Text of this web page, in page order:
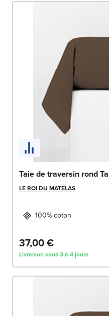
Taie de traversin rond
LE ROI DU MATELAS
100% coton
37,00 €
Livraison sous 3 à 4 jours